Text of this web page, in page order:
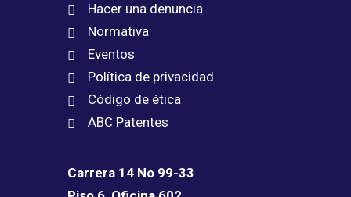
Hacer una denuncia
Normativa
Eventos
Política de privacidad
Código de ética
ABC Patentes
Carrera 14 No 99-33